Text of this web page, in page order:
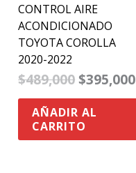
CONTROL AIRE
ACONDICIONADO
TOYOTA COROLLA
2020-2022
$489,000 $395,000
AÑADIR AL
CARRITO